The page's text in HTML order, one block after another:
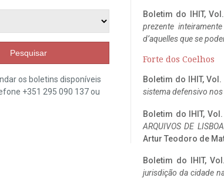
Pesquisar
os boletins disponíveis
+351 295 090 137 ou
Boletim do IHIT,
prezente
d’aquelles que se
Forte dos Coelhos
Boletim do IHIT, Vol.
sistema defensivo
Boletim do IHIT,
ARQUIVOS DE
Artur Teodoro de
Boletim do IHIT,
jurisdição da cidade